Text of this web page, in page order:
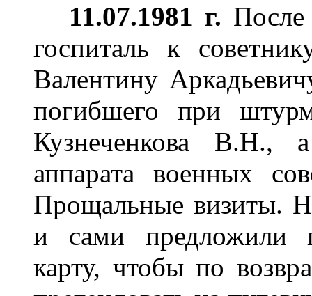
11.07.1981 г. После
госпиталь к
Валентину
погибшего при
Кузнеченкова В.Н.,
аппарата военных
Прощальные визиты.
и сами предложили
карту, чтобы по